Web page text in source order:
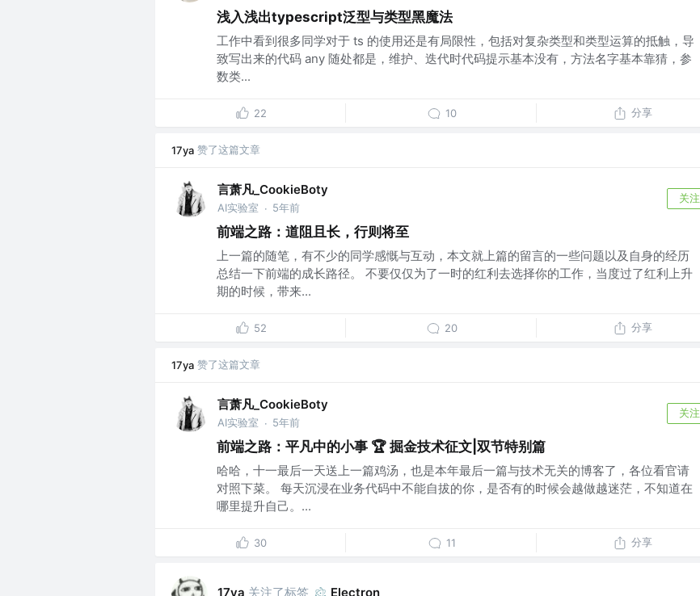
浅入浅出typescript泛型与类型黑魔法
工作中看到很多同学对于 ts 的使用还是有局限性，包括对复杂类型和类型运算的抵触，导
致写出来的代码 any 随处都是，维护、迭代时代码提示基本没有，方法名字基本靠猜，参
数类...
22 10 分享
17ya 赞了这篇文章
言萧凡_CookieBoty
AI实验室 · 5年前
关注
前端之路：道阻且长，行则将至
上一篇的随笔，有不少的同学感慨与互动，本文就上篇的留言的一些问题以及自身的经历
总结一下前端的成长路径。 不要仅仅为了一时的红利去选择你的工作，当度过了红利上升
期的时候，带来...
52 20 分享
17ya 赞了这篇文章
言萧凡_CookieBoty
AI实验室 · 5年前
关注
前端之路：平凡中的小事 🏆 掘金技术征文|双节特别篇
哈哈，十一最后一天送上一篇鸡汤，也是本年最后一篇与技术无关的博客了，各位看官请
对照下菜。 每天沉浸在业务代码中不能自拔的你，是否有的时候会越做越迷茫，不知道在
哪里提升自己。...
30 11 分享
17ya 关注了标签 Electron